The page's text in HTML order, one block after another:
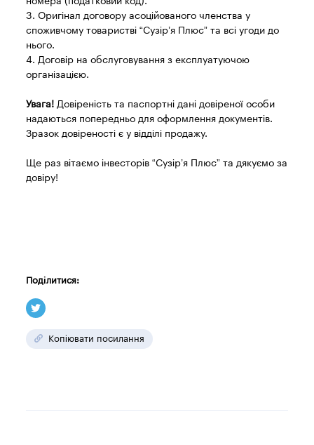
3. Оригінал договору асоційованого членства у
споживчому товаристві “Сузір’я Плюс” та всі угоди до
нього.
4. Договір на обслуговування з експлуатуючою
організацією.
Увага!Довіреність та паспортні дані довіреної особи
надаються попередньо для оформлення документів.
Зразок довіреності є у відділі продажу.
Ще раз вітаємо інвесторів “Сузір’я Плюс” та дякуємо за
довіру!
Поділитися:
Копіювати посилання